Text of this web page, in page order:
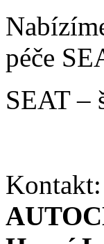
péče
SEAT –
Kontakt: